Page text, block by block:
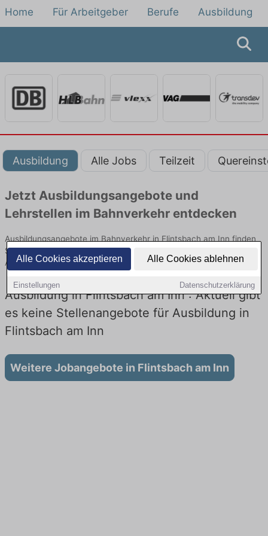
Alle Cookies akzeptieren Alle Cookies ablehnen
Einstellungen Datenschutzerklärung
Home Für Arbeitgeber Berufe Ausbildung
Ausbildung Alle Jobs Teilzeit
Jetzt Ausbildungsangebote und
Lehrstellen im Bahnverkehr entdecken
Ausbildungsangebote im Bahnverkehr in Flintsbach am Inn finden
Sie von namhaften Firmen. Entdecken Sie freie Optionen von Top-
Arbeitgebern und bewerben Sie sich noch heute.
Ausbildung in Flintsbach am Inn : Aktuell gibt
es keine Stellenangebote für Ausbildung in
Flintsbach am Inn
Weitere Jobangebote in Flintsbach am Inn